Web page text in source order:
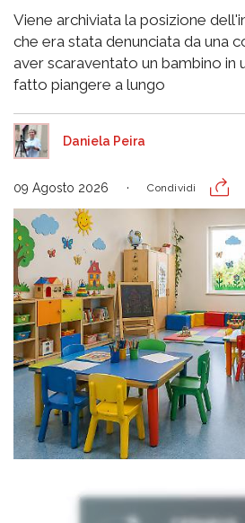
Viene archiviata la posizione
che era stata denunciata da una
aver scaraventato un bambino in
fatto piangere a lungo
Daniela Peira
09 Agosto 2026 Condividi